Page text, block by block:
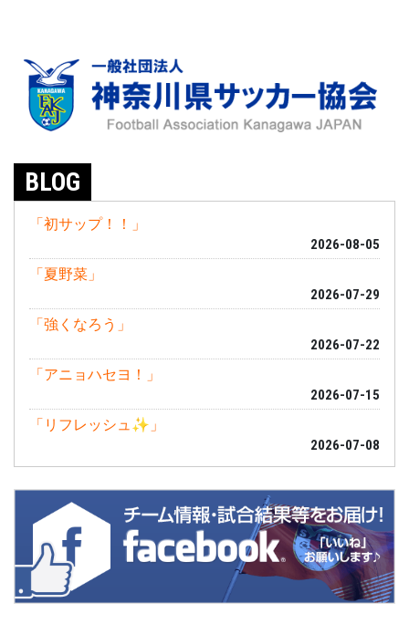
BLOG
「初サップ！！」
2026-08-05
「夏野菜」
2026-07-29
「強くなろう」
2026-07-22
「アニョハセヨ！」
2026-07-15
「リフレッシュ✨」
2026-07-08